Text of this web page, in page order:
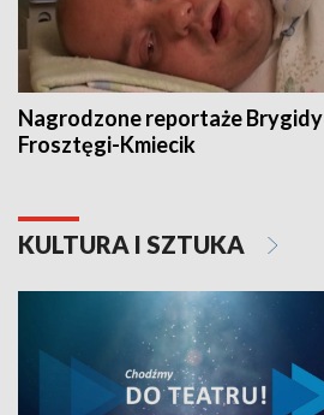
Nagrodzone reportaże Brygidy
Frosztęgi-Kmiecik
KULTURA I SZTUKA